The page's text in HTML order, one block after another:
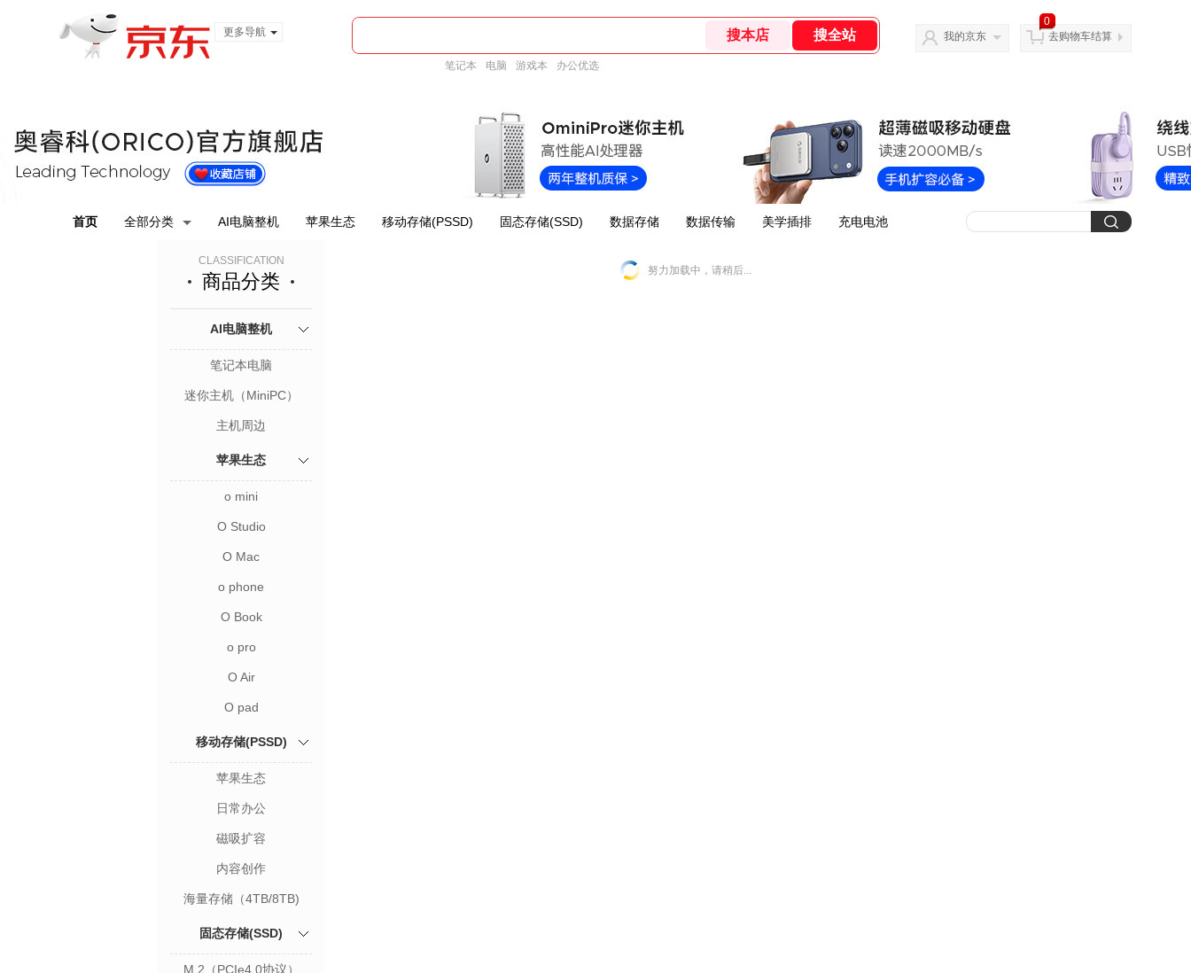
更多导航
笔记本 电脑 游戏本 办公优选
我的京东
0
去购物车结算
首页 全部分类 AI电脑整机 苹果生态 移动存储(PSSD) 固态存储(SSD) 数据存储 数据传输 美学插排 充电电池
CLASSIFICATION
商品分类
AI电脑整机
笔记本电脑
迷你主机（MiniPC）
主机周边
苹果生态
o mini
O Studio
O Mac
o phone
O Book
o pro
O Air
O pad
移动存储(PSSD)
苹果生态
（5Gbps/10Gbps/20Gbps）
日常办公
（5Gbps/10Gbps/20Gbps）
磁吸扩容
（10Gbps/20Gbps）
内容创作
（40Gbps/80Gbps）
海量存储（4TB/8TB)
固态存储(SSD)
M.2（PCIe4.0协议）
努力加载中，请稍后...